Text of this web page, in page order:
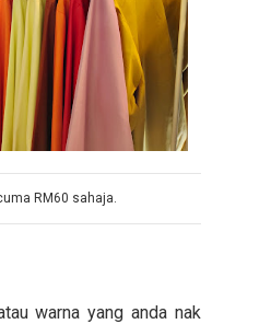
RM60 sahaja.
warna yang anda nak